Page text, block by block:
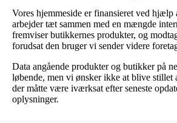
Vores hjemmeside er finansieret ved hjælp
arbejder tæt sammen med en mængde
fremviser butikkernes produkter, og
forudsat den bruger vi sender videre
Data angående produkter og butikker på
løbende, men vi ønsker ikke at blive stillet
der måtte være iværksat efter seneste
oplysninger.